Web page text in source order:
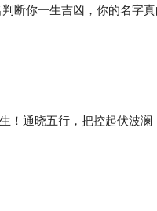
断你一生吉凶，你的名字真
！通晓五行，把控起伏波澜